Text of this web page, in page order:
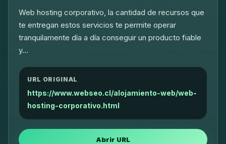
Web hosting corporativo, la cantidad de recursos que
te entregan estos servicios te permite operar
tranquilamente día a día conseguir un producto fiable
y…
URL ORIGINAL
https://www.webseo.cl/alojamiento-web/web-
hosting-corporativo.html
Abrir URL